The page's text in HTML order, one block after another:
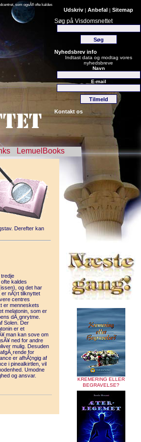
Udskriv | Anbefal | Sitemap
Søg på Visdomsnettet
Nyhedsbrev info
Indtast data og modtag vores
nyhedsbreve
Navn
E-mail
Kontakt os
som ogsÃ¥ ofte kaldes
LemuelBooks
Derefter kan
kaldes
og det har
nÃ¦rt tilknyttet
centres
er menneskets
melatonin, som er
dÃ¸gnrytme.
Solen. Der
er et
man kan sove om
ned for andre
mulig. Desuden
for
er afhÃ¦ngig af
i pinealkirtlen, vil
Umodne
og ansvar.
KREMERING ELLER
BEGRAVELSE?